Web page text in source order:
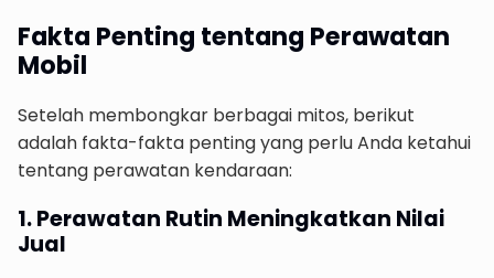
Fakta Penting tentang Perawatan
Mobil
Setelah membongkar berbagai mitos, berikut
adalah fakta-fakta penting yang perlu Anda ketahui
tentang perawatan kendaraan:
1. Perawatan Rutin Meningkatkan Nilai
Jual